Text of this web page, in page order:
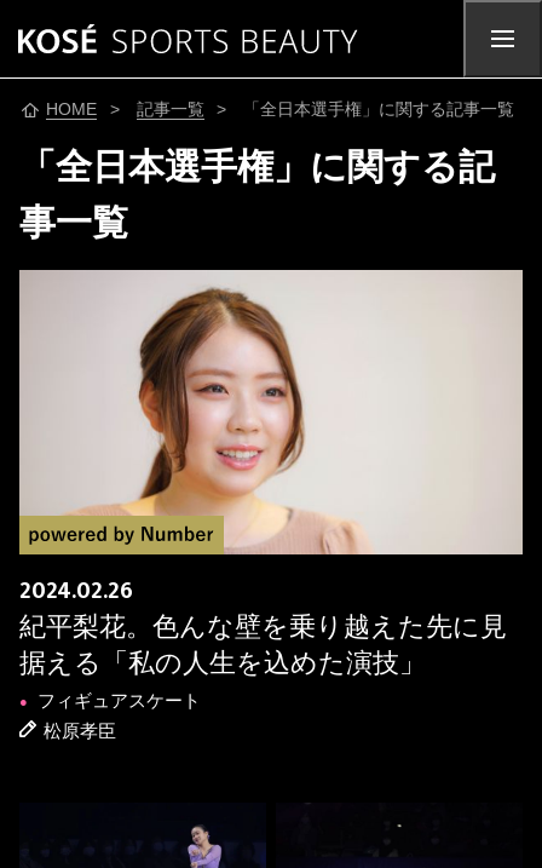
HOME > 記事一覧 > 「全日本選手権」に関する記事一覧
「全日本選手権」に関する記
事一覧
2024.02.26
紀平梨花。色んな壁を乗り越えた先に見
据える「私の人生を込めた演技」
●
フィギュアスケート
松原孝臣